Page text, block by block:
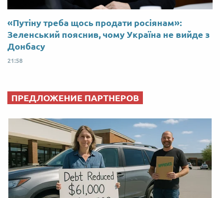
«Путіну треба щось продати росіянам»:
Зеленський пояснив, чому Україна не вийде з
Донбасу
21:58
ПРЕДЛОЖЕНИЕ ПАРТНЕРОВ